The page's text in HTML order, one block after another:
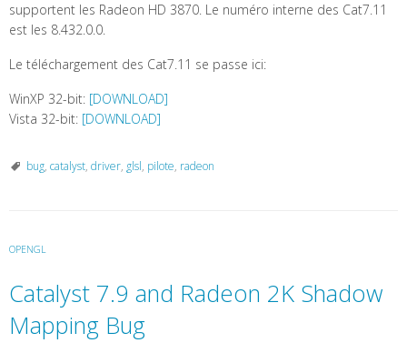
supportent les Radeon HD 3870. Le numéro interne des Cat7.11
est les 8.432.0.0.
Le téléchargement des Cat7.11 se passe ici:
WinXP 32-bit: [DOWNLOAD]
Vista 32-bit: [DOWNLOAD]
bug, catalyst, driver, glsl, pilote, radeon
OPENGL
Catalyst 7.9 and Radeon 2K Shadow
Mapping Bug